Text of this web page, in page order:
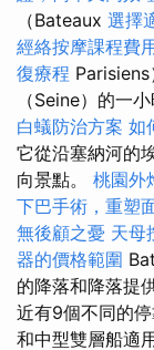
（Bateaux 選擇
經絡按摩課程費
復療程
（Seine）的一
白蟻防治方案 如
它從沿塞納河的
向景點。 桃園外
下巴手術，重塑
無後顧之憂 天母
器的價格範圍
的降落和降落提
近有9個不同的停
和中型雙層船適